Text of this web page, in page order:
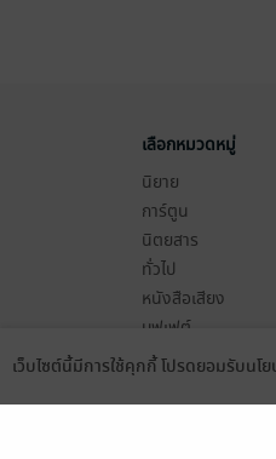
เลือกหมวดหมู่
นิยาย
การ์ตูน
นิตยสาร
ทั่วไป
หนังสือเสียง
บุฟเฟต์
เว็บไซต์นี้มีการใช้คุกกี้ โปรดยอมรับน